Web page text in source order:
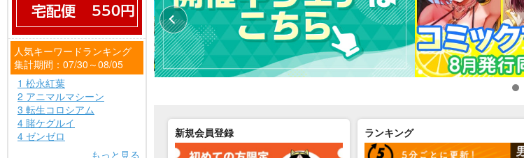
人気キーワードランキング
集計期間：07/30～08/05
1 松永紅葉
2 アニマルマシーン
3 転生コロシアム
4 賭ケグルイ
4 ゼンゼロ
もっと見る
新規会員登録 ランキング